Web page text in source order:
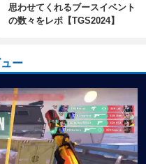
思わせてくれるブースイベント
の数々をレポ【TGS2024】
ー